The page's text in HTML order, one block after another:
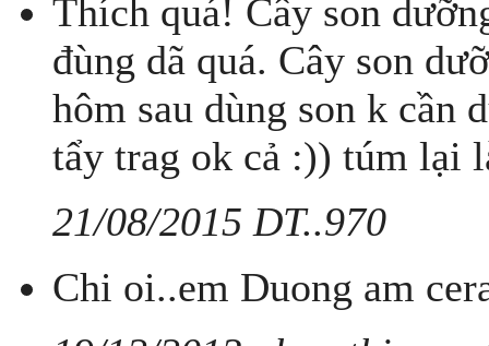
Thích quá! Cây son
đùng dã quá. Cây son
hôm sau dùng son k cần
tẩy trag ok cả :)) túm lại
21/08/2015 DT..970
Chi oi..em Duong am